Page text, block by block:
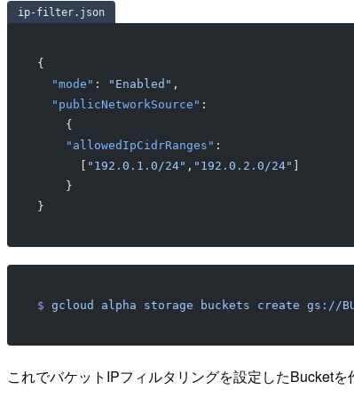
ip-filter.json
{
  "mode"
: "Enabled" ,
  "publicNetworkSource"
:
    {
    "allowedIpCidrRanges"
:
"192.0.1.0/24" , "192.0.2.0/24"
    }
}
$ gcloud alpha storage buckets create gs://
これでバケットIPフィルタリングを設定したBucket